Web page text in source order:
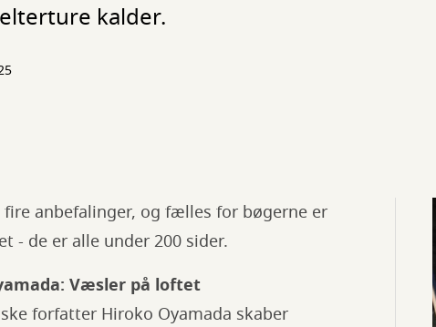
kalder.
fire anbefalinger, og fælles for bøgerne er
- de er alle under 200 sider.
Væsler på loftet
forfatter Hiroko Oyamada skaber